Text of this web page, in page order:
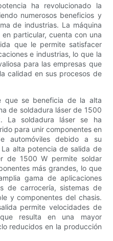
ha revolucionado la
numerosos beneficios y
de industrias. La máquina
particular, cuenta con una
que le permite satisfacer
e industrias, lo que la
para las empresas que
calidad en sus procesos de
que se beneficia de la alta
de soldadura láser de 1500
La soldadura láser se ha
para unir componentes en
automóviles debido a su
alta potencia de salida de
de 1500 W permite soldar
más grandes, lo que
gama de aplicaciones
de carrocería, sistemas de
y componentes del chasis.
permite velocidades de
resulta en una mayor
reducidos en la producción